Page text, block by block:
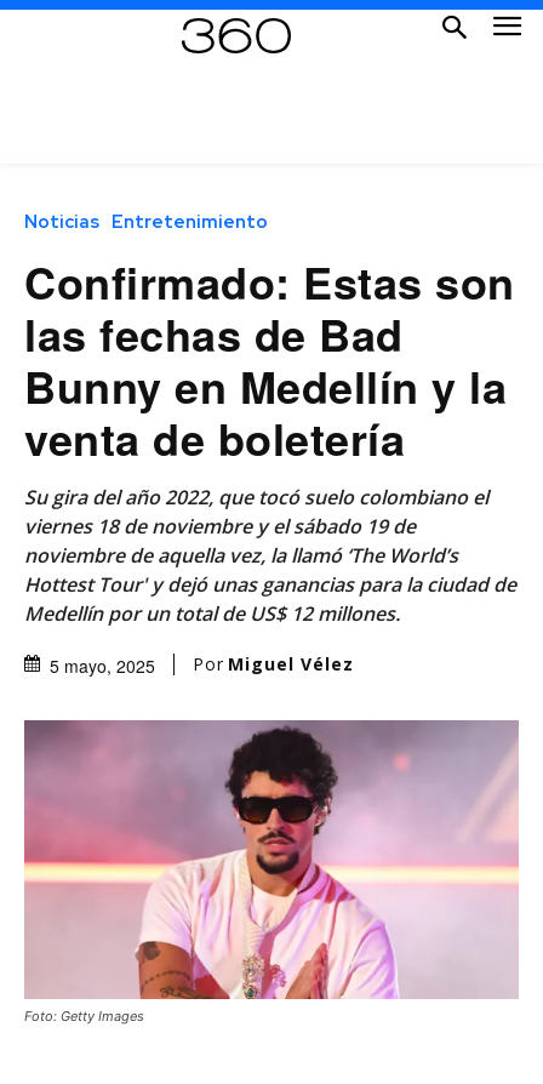
Noticias Entretenimiento
Confirmado: Estas son
las fechas de Bad
Bunny en Medellín y la
venta de boletería
Su gira del año 2022, que tocó suelo colombiano el
viernes 18 de noviembre y el sábado 19 de
noviembre de aquella vez, la llamó ‘The World’s
Hottest Tour' y dejó unas ganancias para la ciudad de
Medellín por un total de US$ 12 millones.
5 mayo, 2025 Por Miguel Vélez
Foto: Getty Images